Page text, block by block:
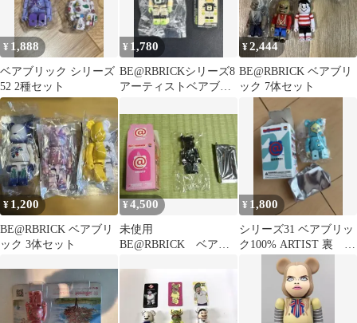
¥ 1,888
ベアブリック シリーズ
52 2種セット
¥ 1,780
BE@RBRICKシリーズ8
アーティストベアブリ
ド付き
¥2,444
BE@RBRICK ベアブリ
ック 7体セット
¥ 1,200
BE@RBRICK ベアブリ
ック 3体セット
¥4,500
未使用
BE@RBRICK ベアブ
¥ 1,800
シリーズ31 ベアブリッ
ク100% ARTIST 裏
YOKAIMANES